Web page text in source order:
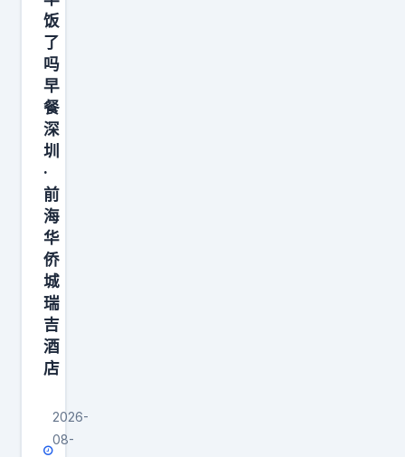
饭
了
吗
早
餐
深
圳
·
前
海
华
侨
城
瑞
吉
酒
店
2026-
08-